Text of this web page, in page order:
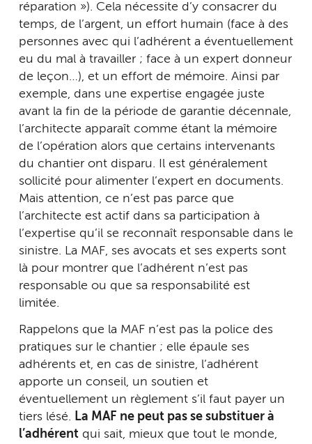
réparation »). Cela nécessite d’y consacrer du
temps, de l’argent, un effort humain (face à des
personnes avec qui l’adhérent a éventuellement
eu du mal à travailler ; face à un expert donneur
de leçon…), et un effort de mémoire. Ainsi par
exemple, dans une expertise engagée juste
avant la fin de la période de garantie décennale,
l’architecte apparaît comme étant la mémoire
de l’opération alors que certains intervenants
du chantier ont disparu. Il est généralement
sollicité pour alimenter l’expert en documents.
Mais attention, ce n’est pas parce que
l’architecte est actif dans sa participation à
l’expertise qu’il se reconnaît responsable dans le
sinistre. La MAF, ses avocats et ses experts sont
là pour montrer que l’adhérent n’est pas
responsable ou que sa responsabilité est
limitée.
Rappelons que la MAF n’est pas la police des
pratiques sur le chantier ; elle épaule ses
adhérents et, en cas de sinistre, l’adhérent
apporte un conseil, un soutien et
éventuellement un règlement s’il faut payer un
tiers lésé. La MAF ne peut pas se substituer à
l’adhérent qui sait, mieux que tout le monde,